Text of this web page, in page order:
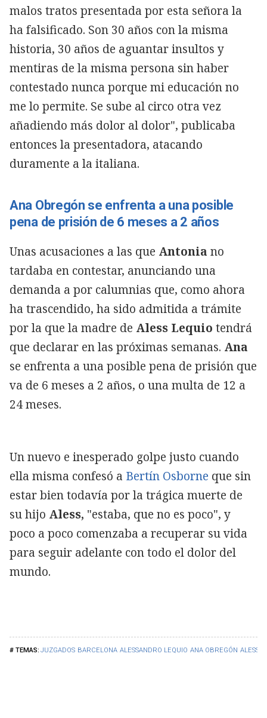
JUZGADOS BARCELONA ALESSANDRO LEQUIO ANA OBREGÓN ALESS
malos tratos presentada por esta señora la
ha falsificado. Son 30 años con la misma
historia, 30 años de aguantar insultos y
mentiras de la misma persona sin haber
contestado nunca porque mi educación no
me lo permite. Se sube al circo otra vez
añadiendo más dolor al dolor", publicaba
entonces la presentadora, atacando
duramente a la italiana.
Ana Obregón se enfrenta a una posible
pena de prisión de 6 meses a 2 años
Unas acusaciones a las que Antonia no
tardaba en contestar, anunciando una
demanda a por calumnias que, como ahora
ha trascendido, ha sido admitida a trámite
por la que la madre de Aless Lequio tendrá
que declarar en las próximas semanas. Ana
se enfrenta a una posible pena de prisión que
va de 6 meses a 2 años, o una multa de 12 a
24 meses.
Un nuevo e inesperado golpe justo cuando
ella misma confesó a Bertín Osborne que sin
estar bien todavía por la trágica muerte de
su hijo Aless, "estaba, que no es poco", y
poco a poco comenzaba a recuperar su vida
para seguir adelante con todo el dolor del
mundo.